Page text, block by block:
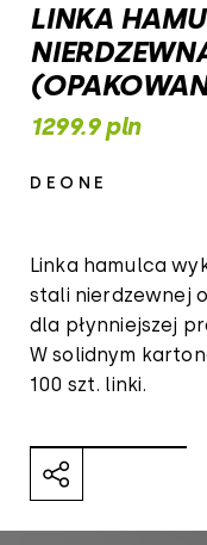
LINKA
1299.9 pln
DEONE
Linka hamulca
stali nierdzewnej
dla płynniejszej
W solidnym
100 szt. linki.